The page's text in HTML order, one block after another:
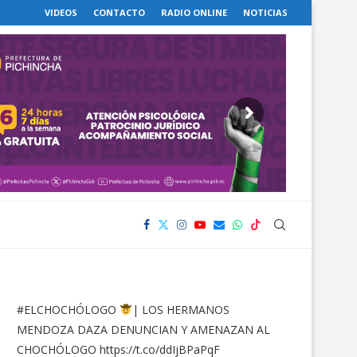
VIDEOS CONTACTO RADIO ONLINE NOTICIAS
#ELCHOCHÓLOGO
| LOS HERMANOS
MENDOZA DAZA DENUNCIAN Y AMENAZAN AL
CHOCHÓLOGO https://t.co/ddIjBPaPqF